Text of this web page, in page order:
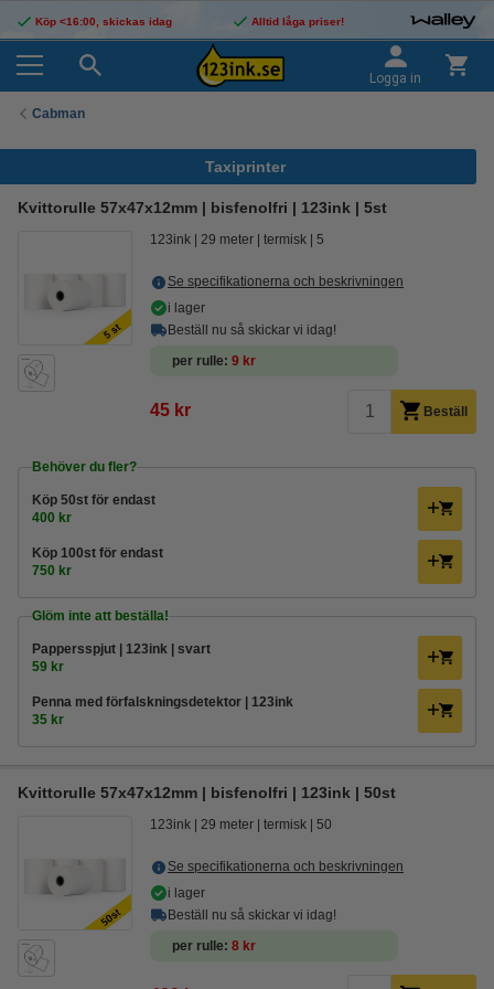
Köp <16:00, skickas idag Alltid låga priser!
Logga in
Cabman
Taxiprinter
Kvittorulle 57x47x12mm | bisfenolfri | 123ink | 5st
123ink 29 meter termisk 5
Se specifikationerna och beskrivningen
i lager
Beställ nu så skickar vi idag!
per rulle 9 kr
45 kr Beställ
Behöver du fler?
Köp 50st för endast
400 kr
Köp 100st för endast
750 kr
Glöm inte att beställa!
Pappersspjut | 123ink | svart
59 kr
Penna med förfalskningsdetektor | 123ink
35 kr
Kvittorulle 57x47x12mm | bisfenolfri | 123ink | 50st
123ink 29 meter termisk 50
Se specifikationerna och beskrivningen
i lager
Beställ nu så skickar vi idag!
per rulle 8 kr